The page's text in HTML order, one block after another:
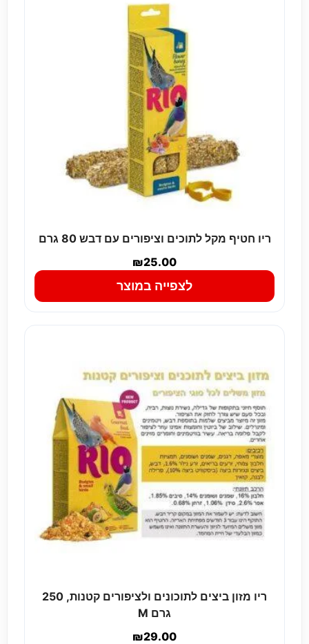
ריו חטיף מקל לתוכים וציפורים עם דבש 80 גרם
₪25.00
לצפייה במוצר
ריו מזון ביצים לתוכונים ולציפורים קטנות, 250
גרם M
₪29.00